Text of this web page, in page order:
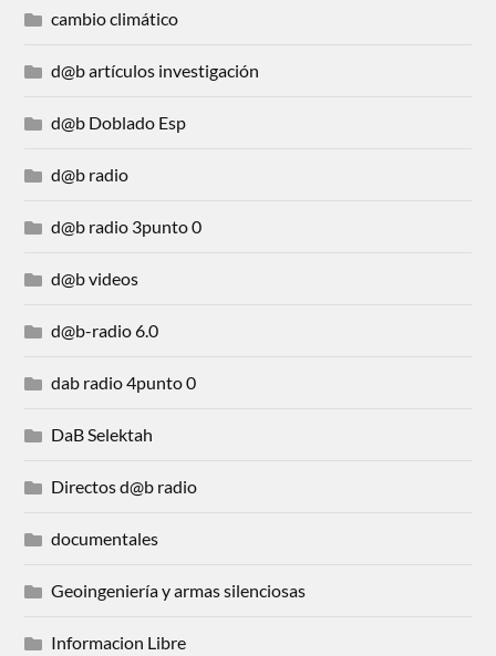
cambio climático
d@b artículos investigación
d@b Doblado Esp
d@b radio
d@b radio 3punto 0
d@b videos
d@b-radio 6.0
dab radio 4punto 0
DaB Selektah
Directos d@b radio
documentales
Geoingeniería y armas silenciosas
Informacion Libre